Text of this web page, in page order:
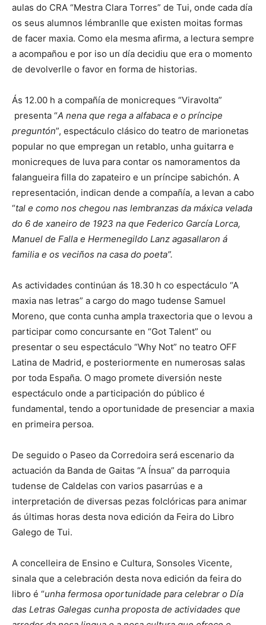
aulas do CRA “Mestra Clara Torres” de Tui, onde cada día
os seus alumnos lémbranlle que existen moitas formas
de facer maxia. Como ela mesma afirma, a lectura sempre
a acompañou e por iso un día decidiu que era o momento
de devolverlle o favor en forma de historias.
Ás 12.00 h a compañía de monicreques “Viravolta”
presenta “A nena que rega a alfabaca e o príncipe
preguntón”, espectáculo clásico do teatro de marionetas
popular no que empregan un retablo, unha guitarra e
monicreques de luva para contar os namoramentos da
falangueira filla do zapateiro e un príncipe sabichón. A
representación, indican dende a compañía, a levan a cabo
“tal e como nos chegou nas lembranzas da máxica velada
do 6 de xaneiro de 1923 na que Federico García Lorca,
Manuel de Falla e Hermenegildo Lanz agasallaron á
familia e os veciños na casa do poeta”.
As actividades continúan ás 18.30 h co espectáculo “A
maxia nas letras” a cargo do mago tudense Samuel
Moreno, que conta cunha ampla traxectoria que o levou a
participar como concursante en “Got Talent” ou
presentar o seu espectáculo “Why Not” no teatro OFF
Latina de Madrid, e posteriormente en numerosas salas
por toda España. O mago promete diversión neste
espectáculo onde a participación do público é
fundamental, tendo a oportunidade de presenciar a maxia
en primeira persoa.
De seguido o Paseo da Corredoira será escenario da
actuación da Banda de Gaitas “A Ínsua” da parroquia
tudense de Caldelas con varios pasarrúas e a
interpretación de diversas pezas folclóricas para animar
ás últimas horas desta nova edición da Feira do Libro
Galego de Tui.
A concelleira de Ensino e Cultura, Sonsoles Vicente,
sinala que a celebración desta nova edición da feira do
libro é “unha fermosa oportunidade para celebrar o Día
das Letras Galegas cunha proposta de actividades que